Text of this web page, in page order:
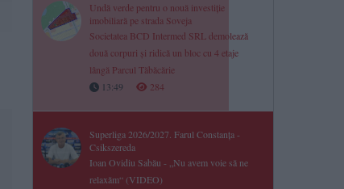
Undă verde pentru o nouă investiție
imobiliară pe strada Soveja
Societatea BCD Intermed SRL demolează
două corpuri și ridică un bloc cu 4 etaje
lângă Parcul Tăbăcărie
13:49
284
Superliga 2026/2027. Farul Constanța -
Csikszereda
Ioan Ovidiu Sabău - „Nu avem voie să ne
relaxăm“ (VIDEO)